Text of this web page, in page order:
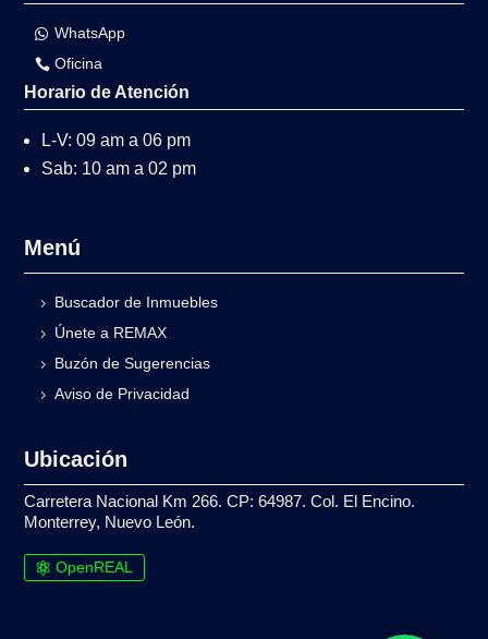
WhatsApp
Oficina
Horario de Atención
L-V: 09 am a 06 pm
Sab: 10 am a 02 pm
Menú
Buscador de Inmuebles
Únete a REMAX
Buzón de Sugerencias
Aviso de Privacidad
Ubicación
Carretera Nacional Km 266. CP: 64987. Col. El Encino.
Monterrey, Nuevo León.
OpenREAL